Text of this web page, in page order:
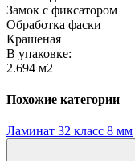
Замок с фиксатором
Обработка фаски
Крашеная
В упаковке:
2.694 м2
Похожие категории
Ламинат 32 класс 8 мм